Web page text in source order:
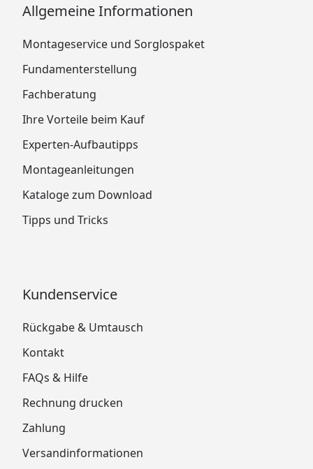
Allgemeine Informationen
Montageservice und Sorglospaket
Fundamenterstellung
Fachberatung
Ihre Vorteile beim Kauf
Experten-Aufbautipps
Montageanleitungen
Kataloge zum Download
Tipps und Tricks
Kundenservice
Rückgabe & Umtausch
Kontakt
FAQs & Hilfe
Rechnung drucken
Zahlung
Versandinformationen